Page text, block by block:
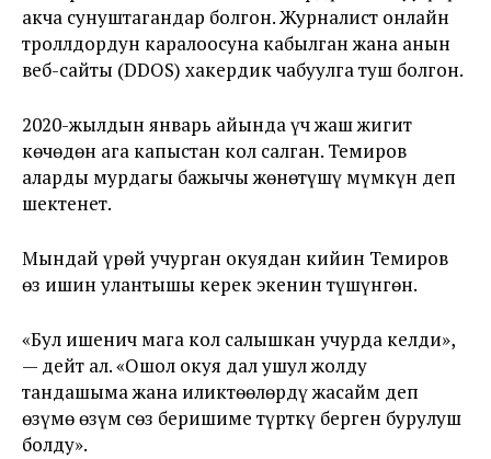
акча сунуштагандар болгон. Журналист онлайн
троллдордун каралоосуна кабылган жана анын
веб-сайты (DDOS) хакердик чабуулга туш болгон.
2020-жылдын январь айында үч жаш жигит
көчөдөн ага капыстан кол салган. Темиров
аларды мурдагы бажычы жөнөтүшү мүмкүн деп
шектенет.
Мындай үрөй учурган окуядан кийин Темиров
өз ишин улантышы керек экенин түшүнгөн.
«Бул ишенич мага кол салышкан учурда келди»,
— дейт ал. «Ошол окуя дал ушул жолду
тандашыма жана иликтөөлөрдү жасайм деп
өзүмө өзүм сөз беришиме түрткү берген бурулуш
болду».